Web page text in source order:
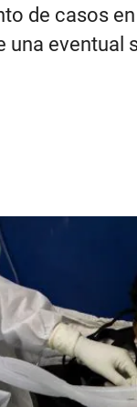
de casos
una eventual